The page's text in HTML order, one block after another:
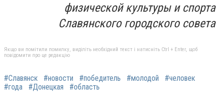
физической культуры и спорта
Славянского городского совета
Якщо ви помітили помилку, виділіть необхідний текст і натисніть Ctrl + Enter, щоб
повідомити про це редакцію
#Славянск #новости #победитель #молодой
#человек
#года
#Донецкая #область